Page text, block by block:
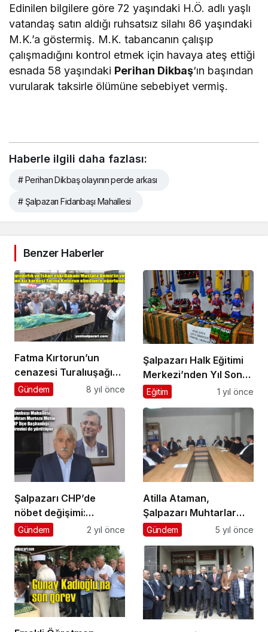
Edinilen bilgilere göre 72 yaşındaki H.Ö. adlı yaşlı
vatandaş satın aldığı ruhsatsız silahı 86 yaşındaki
M.K.’a göstermiş. M.K. tabancanın çalışıp
çalışmadığını kontrol etmek için havaya ateş ettiği
esnada 58 yaşındaki Perihan Dikbaş‘ın başından
vurularak taksirle ölümüne sebebiyet vermiş.
Haberle ilgili daha fazlası:
# Perihan Dikbaş olayının perde arkası
# Şalpazarı Fidanbaşı Mahallesi
Benzer Haberler
Fatma Kırtorun’un
cenazesi Turalıuşağı
Mahallesi’nde toprağa
Gündem 8 yıl önce
Şalpazarı Halk Eğitimi
Merkezi’nden Yıl Sonu
Sergisi
Eğitim 1 yıl önce
Şalpazarı CHP’de
nöbet değişimi:
Murteza Metin CHP İlçe
Gündem 2 yıl önce
Atilla Ataman,
Şalpazarı Muhtarlar
Derneği’ni ziyaret etti
Gündem 5 yıl önce